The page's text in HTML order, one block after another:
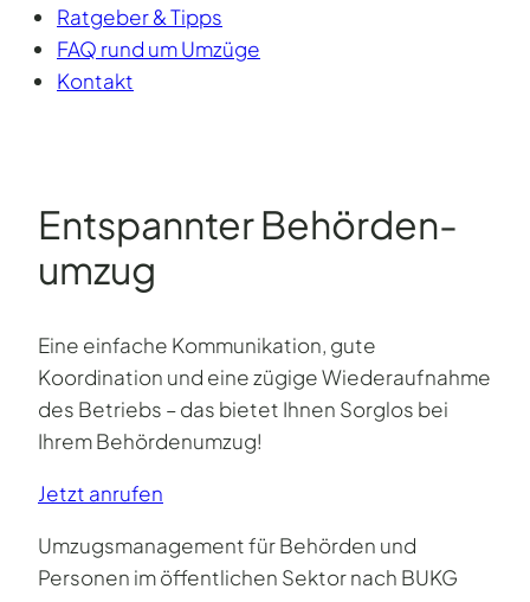
Ratgeber & Tipps
FAQ rund um Umzüge
Kontakt
Entspannter Behörden­
umzug
Eine einfache Kommunikation, gute
Koordination und eine zügige Wiederaufnahme
des Betriebs – das bietet Ihnen Sorglos bei
Ihrem Behördenumzug!
Jetzt anrufen
Umzugsmanagement für Behörden und
Personen im öffentlichen Sektor nach BUKG